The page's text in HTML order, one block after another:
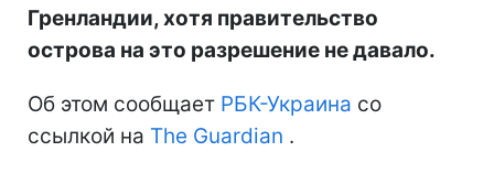
Гренландии, хотя правительство
острова на это разрешение не давало.
Об этом сообщает РБК-Украина со
ссылкой на The Guardian .